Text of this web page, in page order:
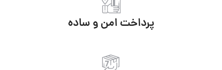
پرداخت امن و ساده